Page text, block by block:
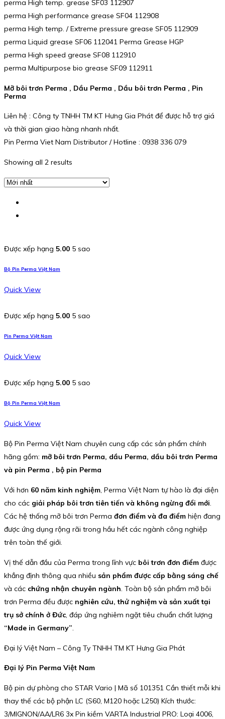
perma High temp. grease SF03 112907
perma High performance grease SF04 112908
perma High temp. / Extreme pressure grease SF05 112909
perma Liquid grease SF06 112041 Perma Grease HGP
perma High speed grease SF08 112910
perma Multipurpose bio grease SF09 112911
Mỡ bôi trơn Perma , Dầu Perma , Dầu bôi trơn Perma , Pin
Perma
Liên hệ : Công ty TNHH TM KT Hưng Gia Phát để được hỗ trợ giá
và thời gian giao hàng nhanh nhất.
Pin Perma Viet Nam Distributor / Hotline : 0938 336 079
Showing all 2 results
Được xếp hạng 5.00 5 sao
Bộ Pin Perma Việt Nam
Quick View
Được xếp hạng 5.00 5 sao
Pin Perma Việt Nam
Quick View
Được xếp hạng 5.00 5 sao
Bộ Pin Perma Việt Nam
Quick View
Bộ Pin Perma Việt Nam chuyên cung cấp các sản phẩm chính
hãng gồm: mỡ bôi trơn Perma, dầu Perma, dầu bôi trơn Perma
và pin Perma , bộ pin Perma
Với hơn 60 năm kinh nghiệm , Perma Việt Nam tự hào là đại diện
cho các giải pháp bôi trơn tiên tiến và không ngừng đổi mới
Các hệ thống mỡ bôi trơn Perma đơn điểm và đa điểm hiện đang
được ứng dụng rộng rãi trong hầu hết các ngành công nghiệp
trên toàn thế giới.
Vị thế dẫn đầu của Perma trong lĩnh vực bôi trơn đơn điểm được
khẳng định thông qua nhiều sản phẩm được cấp bằng sáng chế
và các chứng nhận chuyên ngành . Toàn bộ sản phẩm mỡ bôi
trơn Perma đều được nghiên cứu, thử nghiệm và sản xuất tại
trụ sở chính ở Đức , đáp ứng nghiêm ngặt tiêu chuẩn chất lượng
“Made in Germany”
Đại lý Việt Nam – Công Ty TNHH TM KT Hưng Gia Phát
Đại lý Pin Perma Việt Nam
Bộ pin dự phòng cho STAR Vario | Mã số 101351 Cần thiết mỗi khi
thay thế các bộ phận LC (S60, M120 hoặc L250) Kích thước:
3/MIGNON/AA/LR6 3x Pin kiềm VARTA Industrial PRO: Loại 4006,